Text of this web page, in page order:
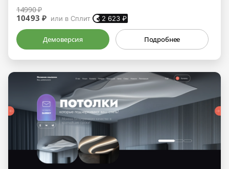
14990 ₽
10493 ₽ или в Сплит 2 623 ₽
Демоверсия Подробнее